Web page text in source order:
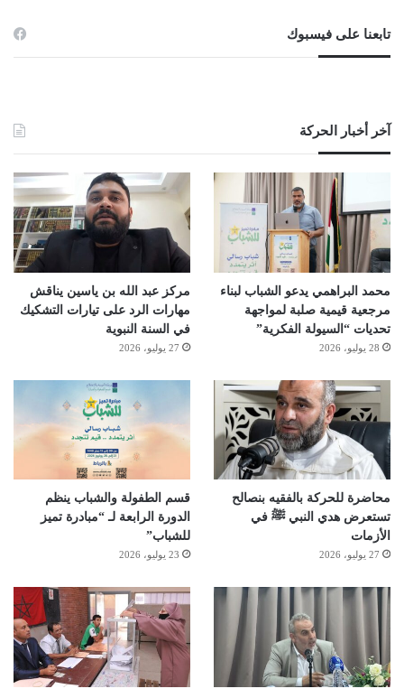
تابعنا على فيسبوك
آخر أخبار الحركة
محمد البراهمي يدعو الشباب لبناء
مرجعية قيمية صلبة لمواجهة
تحديات “السيولة الفكرية”
28 يوليو، 2026
مركز عبد الله بن ياسين يناقش
مهارات الرد على تيارات التشكيك
في السنة النبوية
27 يوليو، 2026
محاضرة للحركة بالفقيه بنصالح
تستعرض هدي النبي ﷺ في
الأزمات
27 يوليو، 2026
قسم الطفولة والشباب ينظم
الدورة الرابعة لـ “مبادرة تميز
للشباب”
23 يوليو، 2026